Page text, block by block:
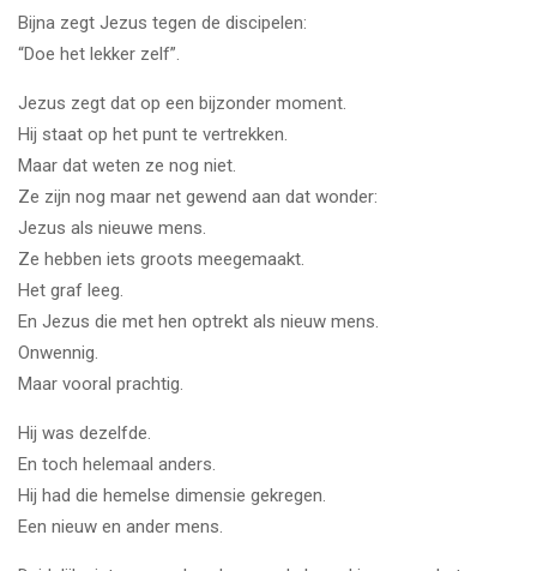
Bijna zegt Jezus tegen de discipelen:
“Doe het lekker zelf”.
Jezus zegt dat op een bijzonder moment.
Hij staat op het punt te vertrekken.
Maar dat weten ze nog niet.
Ze zijn nog maar net gewend aan dat wonder:
Jezus als nieuwe mens.
Ze hebben iets groots meegemaakt.
Het graf leeg.
En Jezus die met hen optrekt als nieuw mens.
Onwennig.
Maar vooral prachtig.
Hij was dezelfde.
En toch helemaal anders.
Hij had die hemelse dimensie gekregen.
Een nieuw en ander mens.